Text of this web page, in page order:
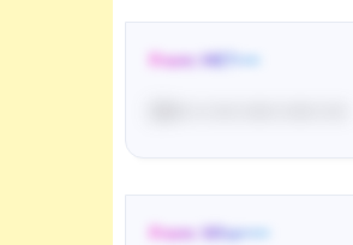
From: MET••••
From: Wha•••••